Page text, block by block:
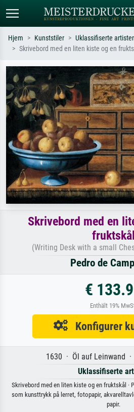
Søk etter kunstner, tittel eller stil – for
eksempel Monet, Stjernenatt,
impresjonisme, Hokusai-bølgen, akt.
Hjem Kunststiler Uklassifiserte artister
Skrivebord med en liten kiste og en
Skrivebord med en
fruktskål
(Writing Desk with a small
Pedro de
€
Enthält 19%
Konfigurer
1630 · Öl auf Leinwand
Uklassifiserte
Skrivebord med en liten kiste og en fruktskål ·
som kunsttrykk på lerret, fotopapir,
papir.